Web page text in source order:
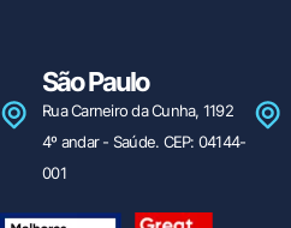
São Paulo
Rua Carneiro da Cunha, 1192
4º andar - Saúde. CEP: 04144-
001